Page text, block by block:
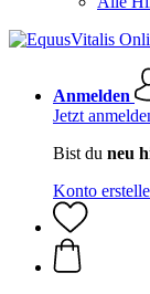
Anmelden
Jetzt
Bist du neu
Konto